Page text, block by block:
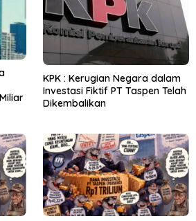
KPK : Kerugian Negara dalam
Investasi Fiktif PT Taspen Telah
Dikembalikan